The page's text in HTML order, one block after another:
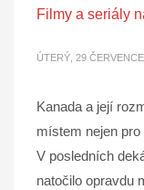
Filmy a seriály
ÚTERÝ, 29
Kanada a její
místem nejen
V posledních
natočilo opravdu